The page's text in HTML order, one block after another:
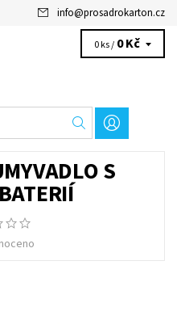
info@prosadrokarton.cz
0 ks / 0 Kč
S